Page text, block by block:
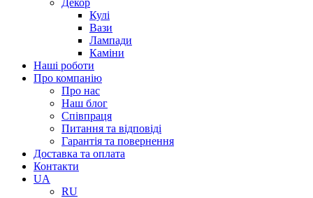
Декор
Кулі
Вази
Лампади
Каміни
Наші роботи
Про компанію
Про нас
Наш блог
Співпраця
Питання та відповіді
Гарантія та повернення
Доставка та оплата
Контакти
UA
RU